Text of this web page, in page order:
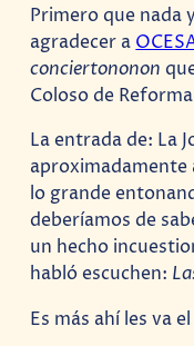
Primero que nada
agradecer a
conciertononon
Coloso de
La entrada de: La
aproximadamente
lo grande
deberíamos de
un hecho
habló escuchen:
Es más ahí les va